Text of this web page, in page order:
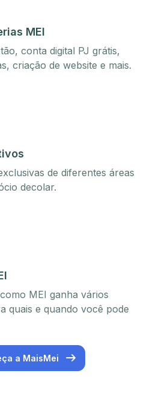
MEI
conta digital PJ grátis,
criação de website e mais.
de diferentes áreas
decolar.
MEI ganha vários
quais e quando você pode
a MaisMei